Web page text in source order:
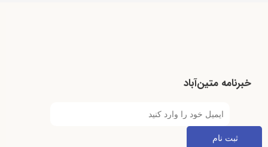
خبرنامه متین‌آباد